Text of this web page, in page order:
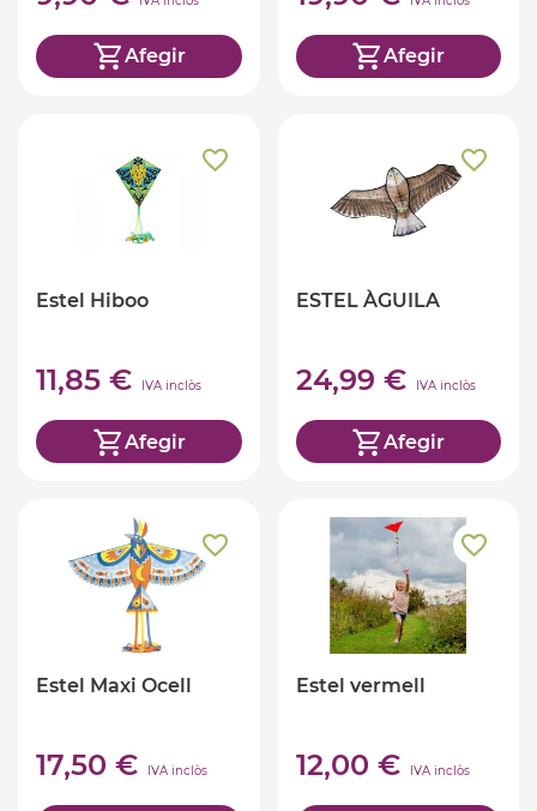
Afegir Afegir
Estel Hiboo
11,85 € IVA inclòs
Afegir
ESTEL ÀGUILA
24,99 € IVA inclòs
Afegir
Estel Maxi Ocell
17,50 € IVA inclòs
Estel vermell
12,00 € IVA inclòs